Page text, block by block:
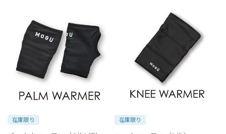
在庫限り 在庫限り